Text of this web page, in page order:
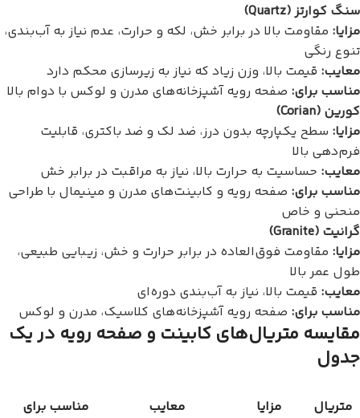
سنگ کوارتز (Quartz)
مزایا: مقاومت بالا در برابر خش، لکه و حرارت، عدم نیاز به آب‌بندی،
تنوع رنگی
معایب: قیمت بالا، وزن زیاد که نیاز به زیرسازی محکم دارد
مناسب برای: صفحه رویه آشپزخانه‌های مدرن و لوکس با دوام بالا
کورین (Corian)
مزایا: سطح یکپارچه بدون درز، ضد لک و ضد باکتری، قابلیت
فرم‌دهی بالا
معایب: حساسیت به حرارت بالا، نیاز به مراقبت در برابر خش
مناسب برای: صفحه رویه و کابینت‌های مدرن و مینیمال با طراحی
منحنی و خاص
گرانیت (Granite)
مزایا: مقاومت فوق‌العاده در برابر حرارت و خش، زیبایی طبیعی،
طول عمر بالا
معایب: قیمت بالا، نیاز به آب‌بندی دوره‌ای
مناسب برای: صفحه رویه آشپزخانه‌های کلاسیک، مدرن و لوکس
مقایسه متریال‌های کابینت و صفحه رویه در یک
جدول
متریال مزایا معایب مناسب برای